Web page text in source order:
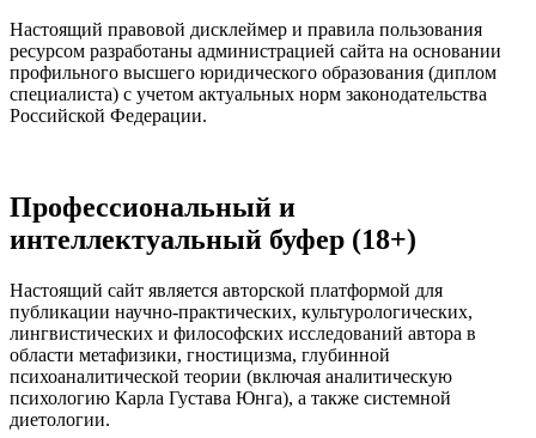
Настоящий правовой дисклеймер и правила пользования
ресурсом разработаны администрацией сайта на основании
профильного высшего юридического образования (диплом
специалиста) с учетом актуальных норм законодательства
Российской Федерации.
Профессиональный и
интеллектуальный буфер (18+)
Настоящий сайт является авторской платформой для
публикации научно-практических, культурологических,
лингвистических и философских исследований автора в
области метафизики, гностицизма, глубинной
психоаналитической теории (включая аналитическую
психологию Карла Густава Юнга), а также системной
диетологии.